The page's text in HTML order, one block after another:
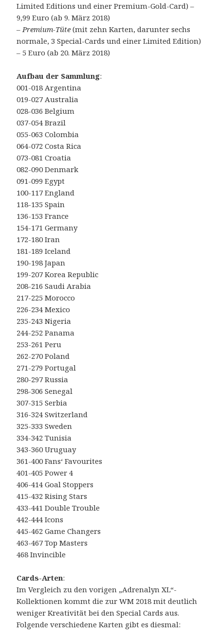
Limited Editions und einer Premium-Gold-Card) –
9,99 Euro (ab 9. März 2018)
–Premium-Tüte (mit zehn Karten, darunter sechs
normale, 3 Special-Cards und einer Limited Edition)
– 5 Euro (ab 20. März 2018)
Aufbau der Sammlung:
001-018 Argentina
019-027 Australia
028-036 Belgium
037-054 Brazil
055-063 Colombia
064-072 Costa Rica
073-081 Croatia
082-090 Denmark
091-099 Egypt
100-117 England
118-135 Spain
136-153 France
154-171 Germany
172-180 Iran
181-189 Iceland
190-198 Japan
199-207 Korea Republic
208-216 Saudi Arabia
217-225 Morocco
226-234 Mexico
235-243 Nigeria
244-252 Panama
253-261 Peru
262-270 Poland
271-279 Portugal
280-297 Russia
298-306 Senegal
307-315 Serbia
316-324 Switzerland
325-333 Sweden
334-342 Tunisia
343-360 Uruguay
361-400 Fans‘ Favourites
401-405 Power 4
406-414 Goal Stoppers
415-432 Rising Stars
433-441 Double Trouble
442-444 Icons
445-462 Game Changers
463-467 Top Masters
468 Invincible
Cards-Arten:
Im Vergleich zu den vorigen „Adrenalyn XL“-
Kollektionen kommt die zur WM 2018 mit deutlich
weniger Kreativität bei den Special Cards aus.
Folgende verschiedene Karten gibt es diesmal: